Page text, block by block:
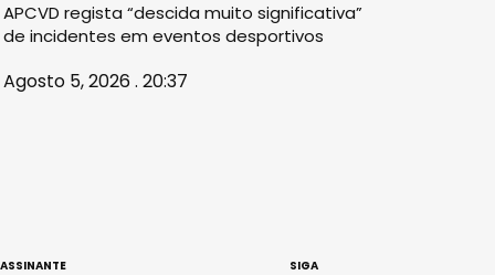
APCVD regista “descida muito significativa”
de incidentes em eventos desportivos
Agosto 5, 2026 . 20:37
SIGA